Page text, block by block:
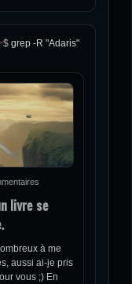
$ grep -R "Adaris"
livre se
à me
aussi ai-je pris
vous ;) En